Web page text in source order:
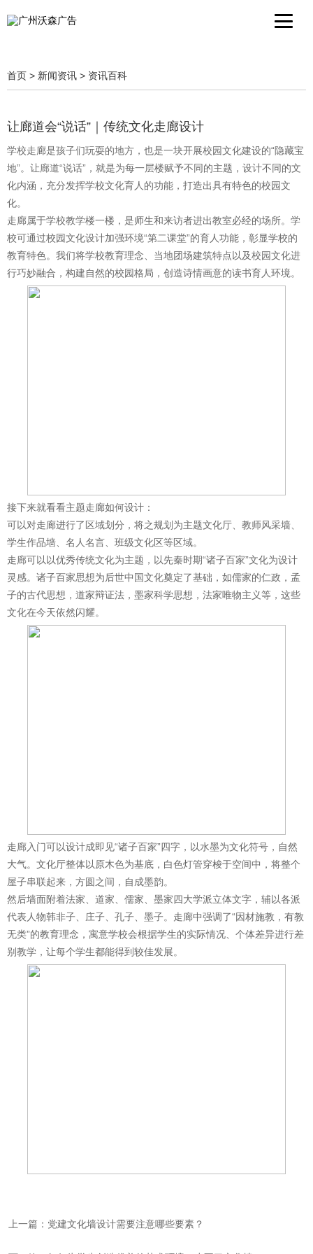
首页 > 新闻资讯 > 资讯百科
让廊道会“说话”｜传统文化走廊设计
学校走廊是孩子们玩耍的地方，也是一块开展校园文化建设的“隐藏宝
地”。让廊道“说话”，就是为每一层楼赋予不同的主题，设计不同的文
化内涵，充分发挥学校文化育人的功能，打造出具有特色的校园文
化。
走廊属于学校教学楼一楼，是师生和来访者进出教室必经的场所。学
校可通过校园文化设计加强环境“第二课堂”的育人功能，彰显学校的
教育特色。我们将学校教育理念、当地团场建筑特点以及校园文化进
行巧妙融合，构建自然的校园格局，创造诗情画意的读书育人环境。
接下来就看看主题走廊如何设计：
可以对走廊进行了区域划分，将之规划为主题文化厅、教师风采墙、
学生作品墙、名人名言、班级文化区等区域。
走廊可以以优秀传统文化为主题，以先秦时期“诸子百家”文化为设计
灵感。诸子百家思想为后世中国文化奠定了基础，如儒家的仁政，孟
子的古代思想，道家辩证法，墨家科学思想，法家唯物主义等，这些
文化在今天依然闪耀。
走廊入门可以设计成即见“诸子百家”四字，以水墨为文化符号，自然
大气。文化厅整体以原木色为基底，白色灯管穿梭于空间中，将整个
屋子串联起来，方圆之间，自成墨韵。
然后墙面附着法家、道家、儒家、墨家四大学派立体文字，辅以各派
代表人物韩非子、庄子、孔子、墨子。走廊中强调了“因材施教，有教
无类”的教育理念，寓意学校会根据学生的实际情况、个体差异进行差
别教学，让每个学生都能得到较佳发展。
上一篇：党建文化墙设计需要注意哪些要素？